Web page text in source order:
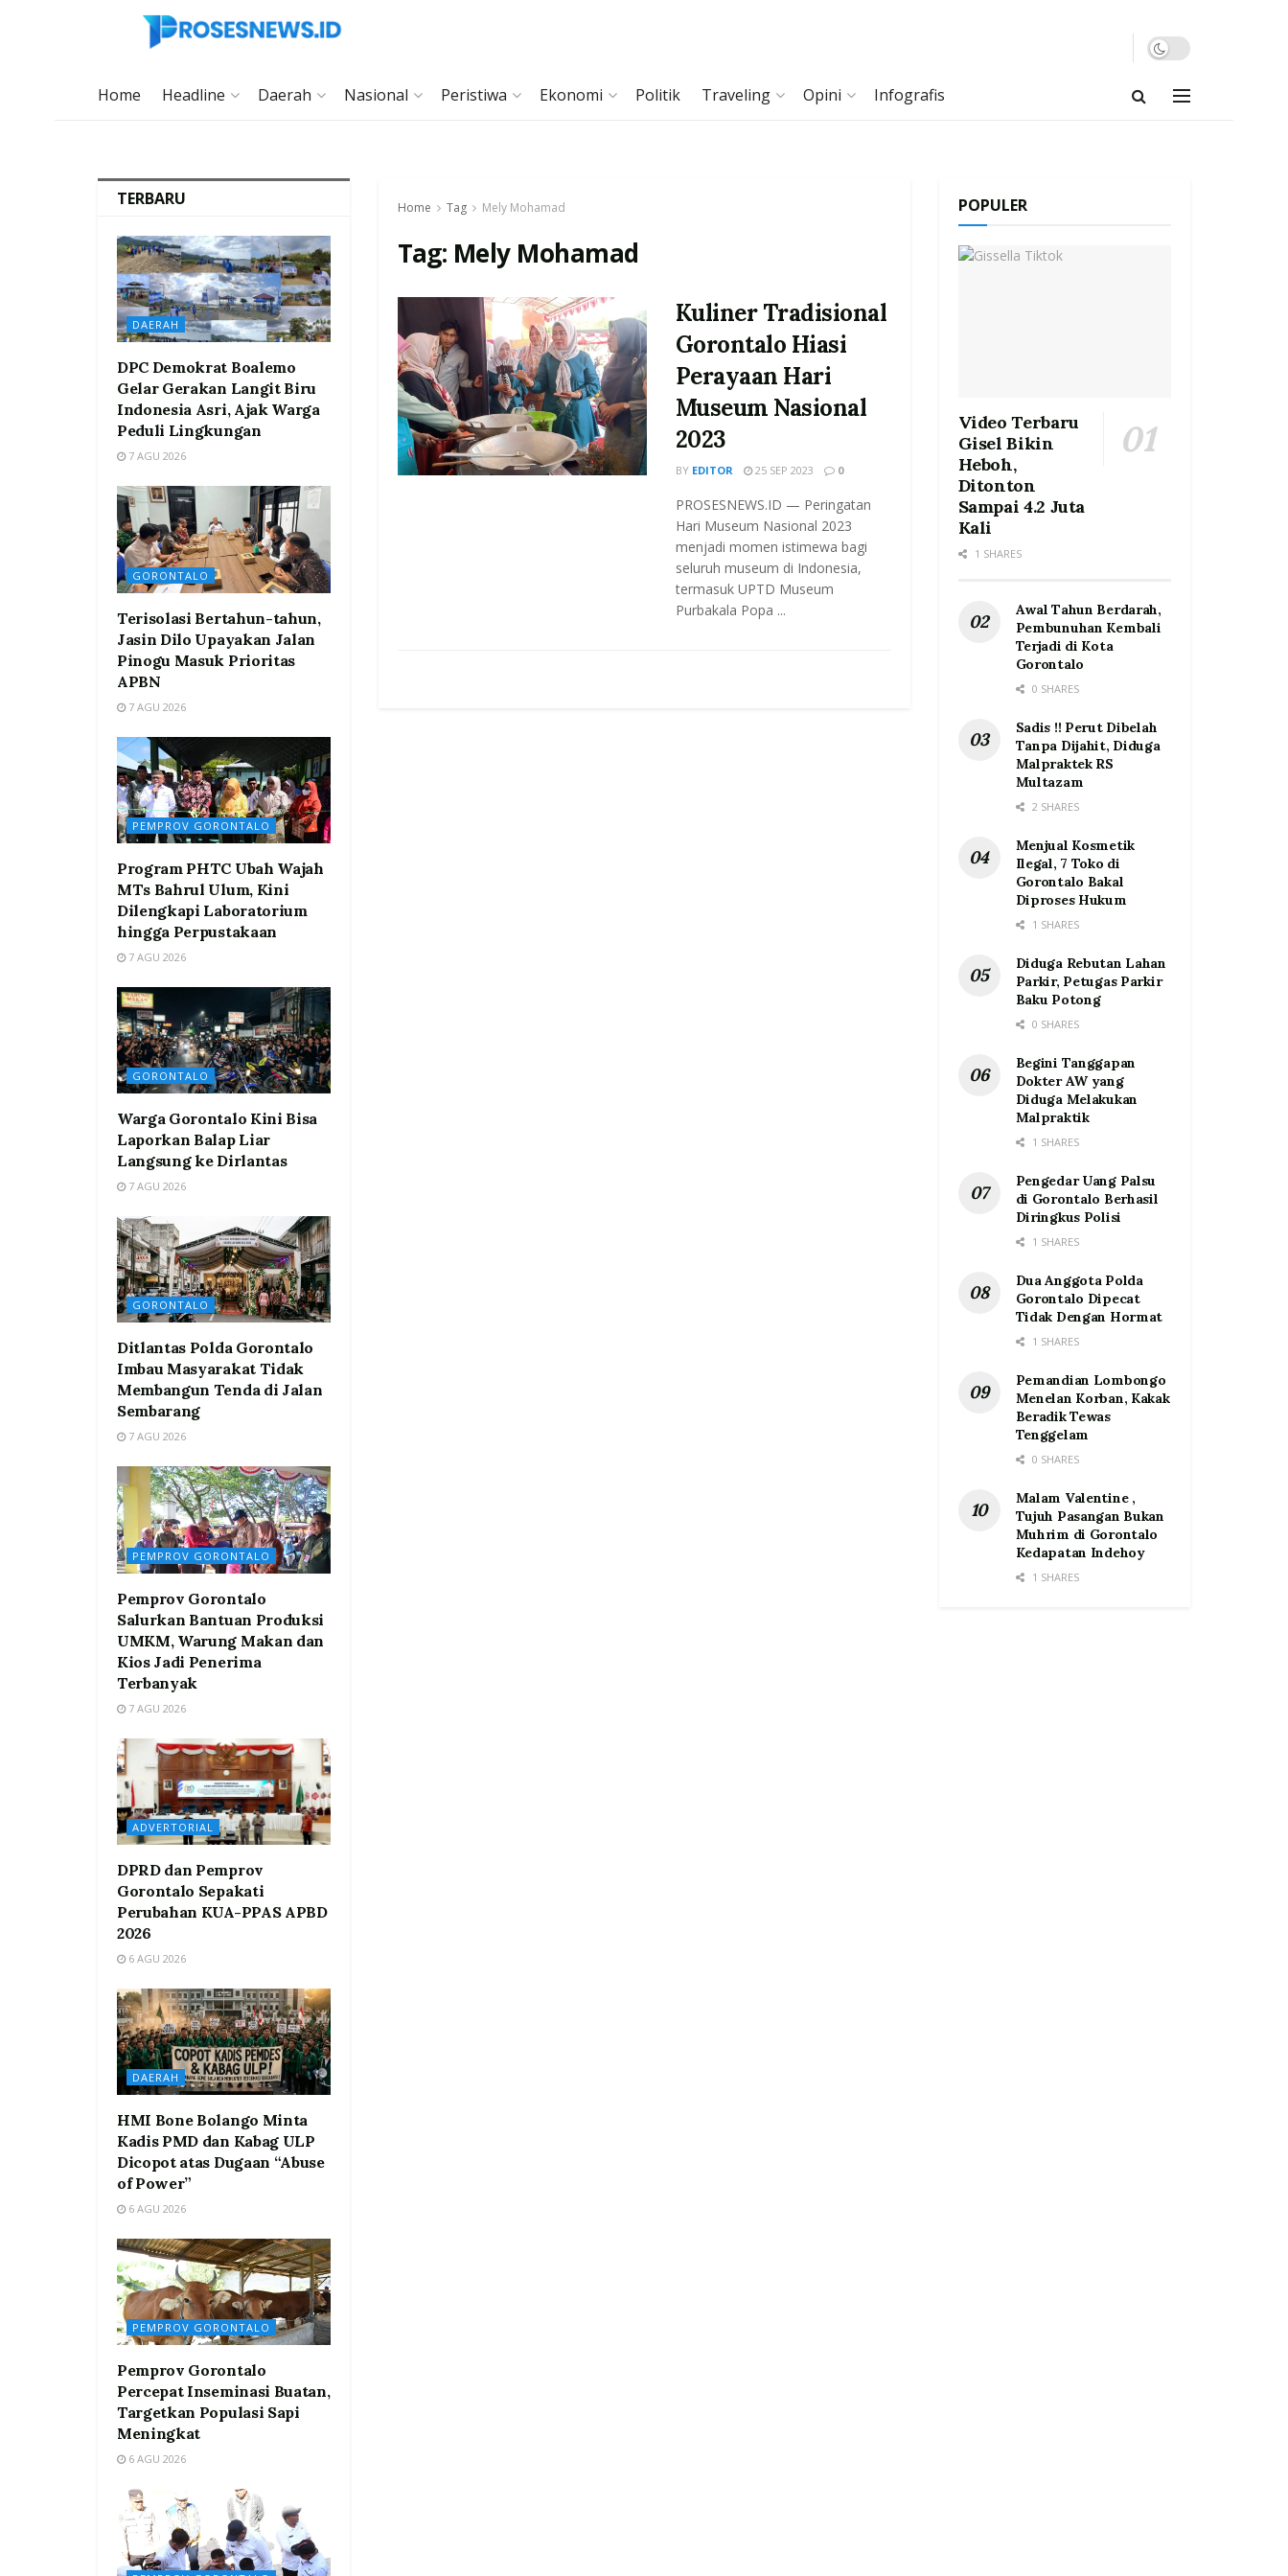
Home Headline Daerah Nasional Peristiwa Ekonomi Politik Traveling Opini Infografis
Home Tag Mely Mohamad
Tag: Mely Mohamad
Kuliner Tradisional
Gorontalo Hiasi
Perayaan Hari
Museum Nasional
2023
BY EDITOR 25 SEP 2023 0
PROSESNEWS.ID — Peringatan
Hari Museum Nasional 2023
menjadi momen istimewa bagi
seluruh museum di Indonesia,
termasuk UPTD Museum
Purbakala Popa ...
TERBARU
DAERAH
DPC Demokrat Boalemo
Gelar Gerakan Langit Biru
Indonesia Asri, Ajak Warga
Peduli Lingkungan
7 AGU 2026
GORONTALO
Terisolasi Bertahun-tahun,
Jasin Dilo Upayakan Jalan
Pinogu Masuk Prioritas
APBN
7 AGU 2026
PEMPROV GORONTALO
Program PHTC Ubah Wajah
MTs Bahrul Ulum, Kini
Dilengkapi Laboratorium
hingga Perpustakaan
7 AGU 2026
GORONTALO
Warga Gorontalo Kini Bisa
Laporkan Balap Liar
Langsung ke Dirlantas
7 AGU 2026
GORONTALO
Ditlantas Polda Gorontalo
Imbau Masyarakat Tidak
Membangun Tenda di Jalan
Sembarang
7 AGU 2026
PEMPROV GORONTALO
Pemprov Gorontalo
Salurkan Bantuan Produksi
UMKM, Warung Makan dan
Kios Jadi Penerima
Terbanyak
7 AGU 2026
ADVERTORIAL
DPRD dan Pemprov
Gorontalo Sepakati
Perubahan KUA-PPAS APBD
2026
6 AGU 2026
DAERAH
HMI Bone Bolango Minta
Kadis PMD dan Kabag ULP
Dicopot atas Dugaan “Abuse
of Power”
6 AGU 2026
PEMPROV GORONTALO
Pemprov Gorontalo
Percepat Inseminasi Buatan,
Targetkan Populasi Sapi
Meningkat
6 AGU 2026
POPULER
Video Terbaru
Gisel Bikin
Heboh,
Ditonton
Sampai 4.2 Juta
Kali
1 SHARES
Awal Tahun Berdarah,
Pembunuhan Kembali
Terjadi di Kota
Gorontalo
0 SHARES
Sadis !! Perut Dibelah
Tanpa Dijahit, Diduga
Malpraktek RS
Multazam
2 SHARES
Menjual Kosmetik
Ilegal, 7 Toko di
Gorontalo Bakal
Diproses Hukum
1 SHARES
Diduga Rebutan Lahan
Parkir, Petugas Parkir
Baku Potong
0 SHARES
Begini Tanggapan
Dokter AW yang
Diduga Melakukan
Malpraktik
1 SHARES
Pengedar Uang Palsu
di Gorontalo Berhasil
Diringkus Polisi
1 SHARES
Dua Anggota Polda
Gorontalo Dipecat
Tidak Dengan Hormat
1 SHARES
Pemandian Lombongo
Menelan Korban, Kakak
Beradik Tewas
Tenggelam
0 SHARES
Malam Valentine ,
Tujuh Pasangan Bukan
Muhrim di Gorontalo
Kedapatan Indehoy
1 SHARES